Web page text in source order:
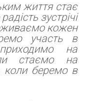
життя стає
зустрічі
кожен
участь в
на
стаємо на
беремо в